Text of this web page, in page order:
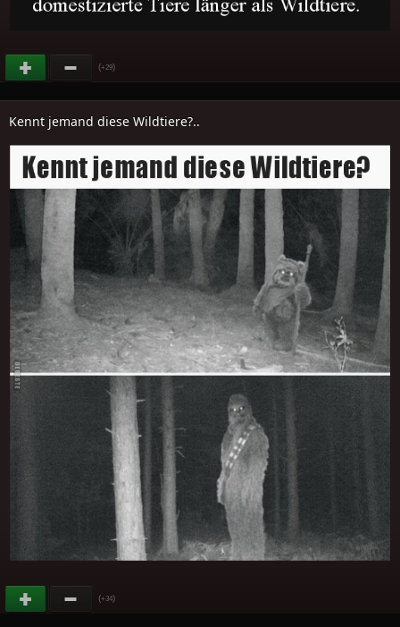
(+29)
Kennt jemand diese Wildtiere?..
(+34)